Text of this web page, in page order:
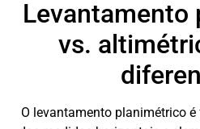
Levantamento
vs.
O levantamento planimétrico